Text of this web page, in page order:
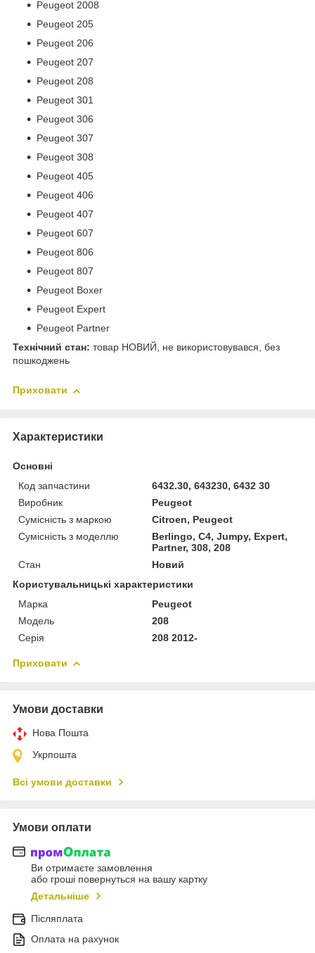
Peugeot 2008
Peugeot 205
Peugeot 206
Peugeot 207
Peugeot 208
Peugeot 301
Peugeot 306
Peugeot 307
Peugeot 308
Peugeot 405
Peugeot 406
Peugeot 407
Peugeot 607
Peugeot 806
Peugeot 807
Peugeot Boxer
Peugeot Expert
Peugeot Partner
Технічний стан: товар НОВИЙ, не використовувався, без
пошкоджень
Приховати
Характеристики
Основні
Код запчастини
6432.30, 643230, 6432 30
Виробник
Peugeot
Сумісність з маркою
Citroen, Peugeot
Сумісність з моделлю
Berlingo, C4, Jumpy, Expert,
Partner, 308, 208
Стан
Новий
Користувальницькі характеристики
Марка
Peugeot
Мoдель
208
Серія
208 2012-
Приховати
Умови доставки
Нова Пошта
Укрпошта
Всі умови доставки
Умови оплати
Ви отримаєте замовлення
або гроші повернуться на вашу картку
Детальніше
Післяплата
Оплата на рахунок